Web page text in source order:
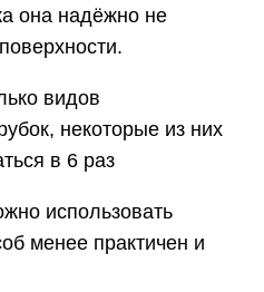
она надёжно не
видов
некоторые из них
в 6 раз
использовать
менее практичен и